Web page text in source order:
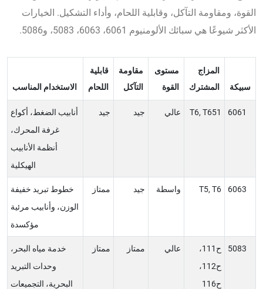
القوة، ومقاومة التآكل، وقابلية اللحام، وأداء التشكيل. الخيارات
الأكثر شيوعًا هي سبائك الألومنيوم 6061، 6063، 5083، و5086.
سبيكة
المزاج
المشترك
مستوى
القوة
مقاومة
التآكل
قابلية
اللحام
الاستخدام المناسب
6061
T6, T651 عالي جيد جيد
أنابيب الضغط، أكواع
غرفة المحرك،
أنظمة الأنابيب
الهيكلية
6063
T5, T6 واسطة جيد ممتاز
خطوط تبريد خفيفة
الوزن، وأنابيب مرئية
مؤكسدة
5083
ح111،
ح112،
ح116
عالي ممتاز ممتاز
خدمة مياه البحر،
وحدات التبريد
البحرية، التجميعات